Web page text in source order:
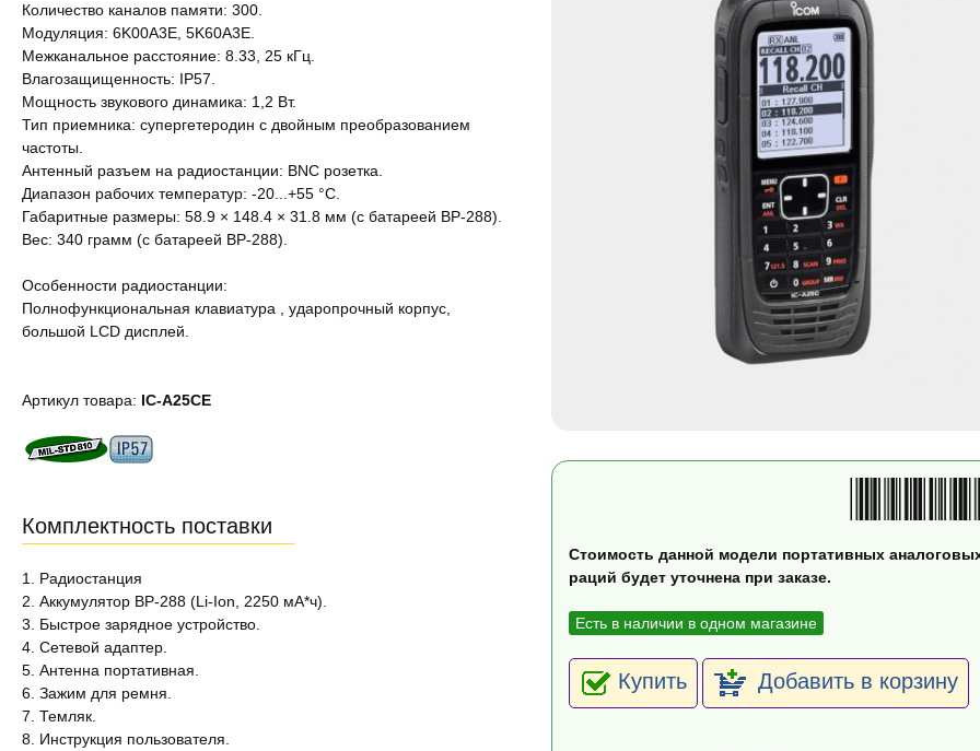
Стоимость данной модели портативных
раций будет уточнена при заказе.
Есть в наличии в одном магазине
Купить Добавить в корзину
Количество каналов памяти: 300.
Модуляция: 6K00A3E, 5K60A3E.
Межканальное расстояние: 8.33, 25 кГц.
Влагозащищенность: IP57.
Мощность звукового динамика: 1,2 Вт.
Тип приемника: супергетеродин с двойным преобразованием
частоты.
Антенный разъем на радиостанции: BNC розетка.
Диапазон рабочих температур: -20...+55 °C.
Габаритные размеры: 58.9 × 148.4 × 31.8 мм (с батареей BP-288).
Вес: 340 грамм (с батареей BP-288).
Особенности радиостанции:
Полнофункциональная клавиатура , ударопрочный корпус,
большой LCD дисплей.
Артикул товара: IC-A25CE
Комплектность поставки
1. Радиостанция
2. Аккумулятор BP-288 (Li-Ion, 2250 мА*ч).
3. Быстрое зарядное устройство.
4. Сетевой адаптер.
5. Антенна портативная.
6. Зажим для ремня.
7. Темляк.
8. Инструкция пользователя.